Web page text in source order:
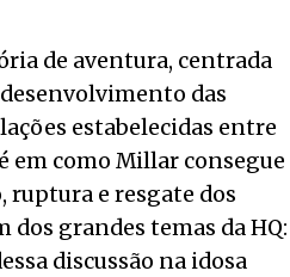
de aventura, centrada
das
estabelecidas entre
em como Millar consegue
e resgate dos
grandes temas da HQ:
discussão na idosa